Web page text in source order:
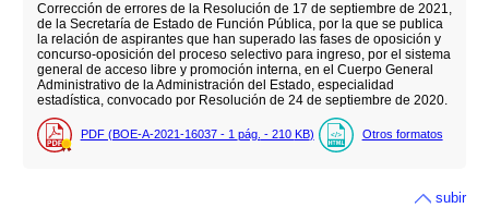
Corrección de errores de la Resolución de 17 de septiembre de 2021,
de la Secretaría de Estado de Función Pública, por la que se publica
la relación de aspirantes que han superado las fases de oposición y
concurso-oposición del proceso selectivo para ingreso, por el sistema
general de acceso libre y promoción interna, en el Cuerpo General
Administrativo de la Administración del Estado, especialidad
estadística, convocado por Resolución de 24 de septiembre de 2020.
PDF (BOE-A-2021-16037 - 1 pág. - 210 KB) Otros formatos
subir